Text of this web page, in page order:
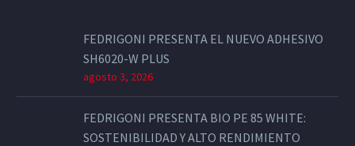
FEDRIGONI PRESENTA EL NUEVO ADHESIVO
SH6020-W PLUS
agosto 3, 2026
FEDRIGONI PRESENTA BIO PE 85 WHITE:
SOSTENIBILIDAD Y ALTO RENDIMIENTO